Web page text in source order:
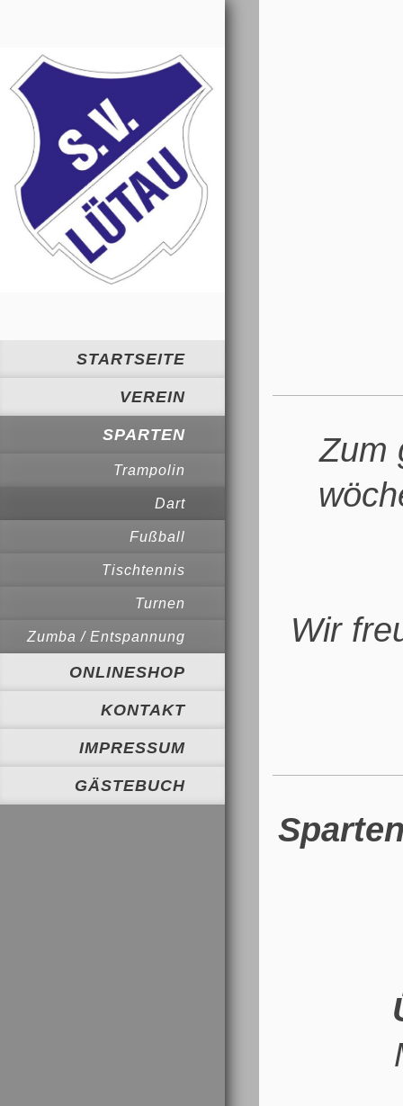
STARTSEITE
VEREIN
SPARTEN
Trampolin
Dart
Fußball
Tischtennis
Turnen
Zumba / Entspannung
ONLINESHOP
KONTAKT
IMPRESSUM
GÄSTEBUCH
Zum
Wir